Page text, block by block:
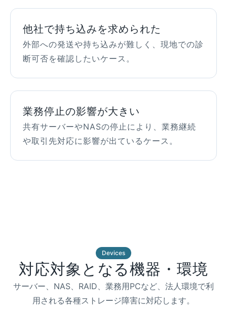
他社で持ち込みを求められた
外部への発送や持ち込みが難しく、現地での診
断可否を確認したいケース。
業務停止の影響が大きい
共有サーバーやNASの停止により、業務継続
や取引先対応に影響が出ているケース。
Devices
対応対象となる機器・環境
サーバー、NAS、RAID、業務用PCなど、法人環境で利
用される各種ストレージ障害に対応します。